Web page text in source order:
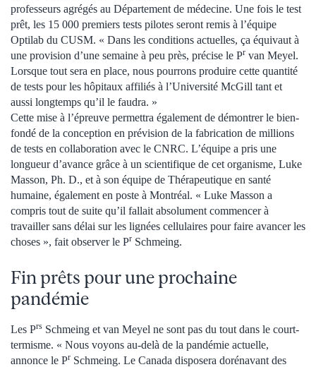
professeurs agrégés au Département de médecine. Une fois le test
prêt, les 15 000 premiers tests pilotes seront remis à l’équipe
Optilab du CUSM. « Dans les conditions actuelles, ça équivaut à
une provision d’une semaine à peu près, précise le Pr van Meyel.
Lorsque tout sera en place, nous pourrons produire cette quantité
de tests pour les hôpitaux affiliés à l’Université McGill tant et
aussi longtemps qu’il le faudra. »
Cette mise à l’épreuve permettra également de démontrer le bien-
fondé de la conception en prévision de la fabrication de millions
de tests en collaboration avec le CNRC. L’équipe a pris une
longueur d’avance grâce à un scientifique de cet organisme, Luke
Masson, Ph. D., et à son équipe de Thérapeutique en santé
humaine, également en poste à Montréal. « Luke Masson a
compris tout de suite qu’il fallait absolument commencer à
travailler sans délai sur les lignées cellulaires pour faire avancer les
choses », fait observer le Pr Schmeing.
Fin prêts pour une prochaine
pandémie
Les Prs Schmeing et van Meyel ne sont pas du tout dans le court-
termisme. « Nous voyons au‑delà de la pandémie actuelle,
annonce le Pr Schmeing. Le Canada disposera dorénavant des